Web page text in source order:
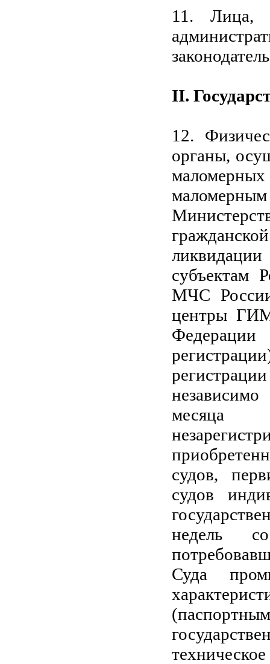
11. Лица,
II.
12.
органы,
субъектам
МЧС
центры
месяца
судов,
судов
недель
Суда